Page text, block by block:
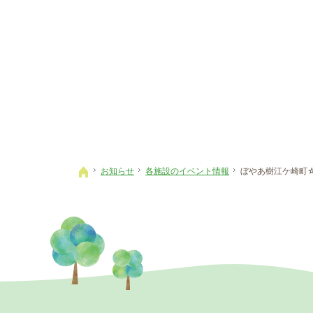
ホーム
お知らせ 各施設のイベント情報 ぼやあ樹江ケ崎